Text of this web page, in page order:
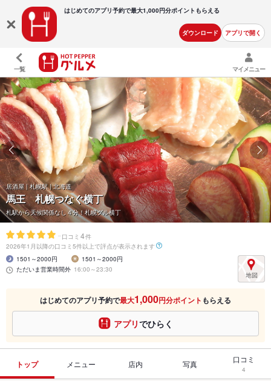
はじめてのアプリ予約で最大1,000円分ポイントもらえる
ダウンロード アプリで開く
一覧 マイメニュー
居酒屋 | 札幌駅 | 北海道
馬王 札幌つなぐ横丁
札駅から天候関係なし４分！札幌グル横丁
- 口コミ 4件
2026年1月以降の口コミ5件以上で評点が表示されます
1501～2000円
1501～2000円
ただいま営業時間外 16:00～23:30
はじめてのアプリ予約で最大1,000円分ポイント もらえる
アプリでひらく
トップ メニュー 店内 写真 口コミ
4